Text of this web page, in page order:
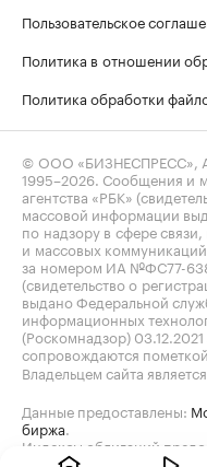
Пользовательское
Политика в отношении
Политика обработки
© ООО «БИЗНЕСПРЕСС»,
1995–2026 . Сообщения и
агентства «РБК»
массовой информации
по надзору в сфере
и массовых
за номером ИА №ФС77-
(свидетельство о
выдано Федеральной
информационных
(Роскомнадзор)
сопровождаются
Владельцем сайта
Данные предоставлены:
биржа
Индексы облигаций